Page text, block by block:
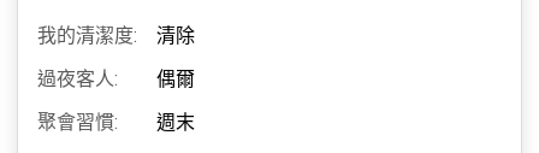
我的清潔度:
清除
過夜客人:
偶爾
聚會習慣:
週末